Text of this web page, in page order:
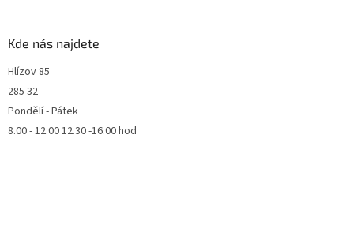
Kde nás najdete
Hlízov 85
285 32
Pondělí - Pátek
8.00 - 12.00 12.30 -16.00 hod